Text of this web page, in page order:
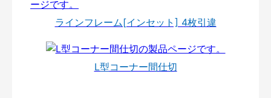
ラインフレーム[インセット] 4枚引違
L型コーナー間仕切